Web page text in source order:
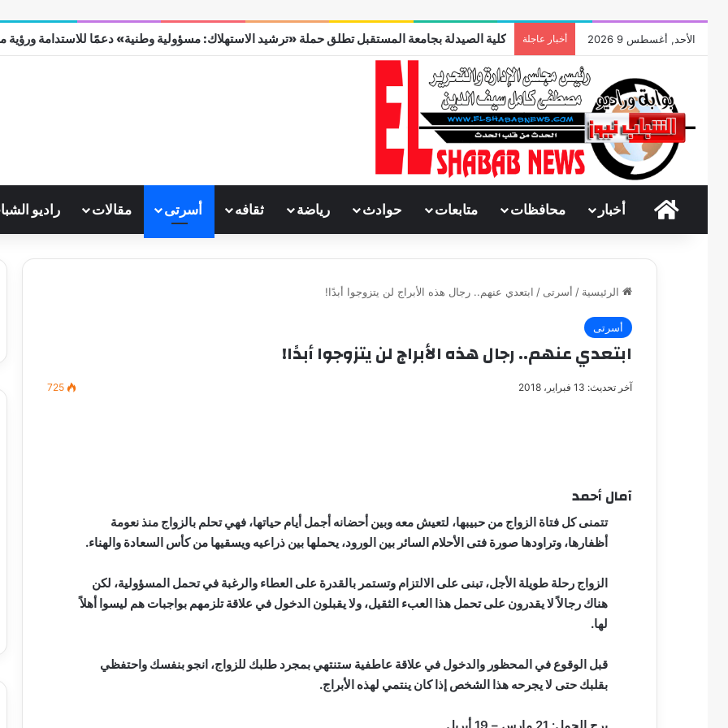
الأحد, أغسطس 9 2026 أخبار عاجلة كلية الصيدلة بجامعة المستقبل تطلق حملة «ترشيد الاستهلاك: مسؤولية وطنية» دعمًا للاستدامة ورؤية مصر
الرئيسية
أخبار محافظات متابعات حوادث رياضة ثقافه أسرتى مقالات راديو
الرئيسية / أسرتى / ابتعدي عنهم.. رجال هذه الأبراج لن يتزوجوا أبدًا!
أسرتى
ابتعدي عنهم.. رجال هذه الأبراج لن يتزوجوا أبدًا!
آخر تحديث: 13 فبراير، 2018 725
آمال أحمد
تتمنى كل فتاة الزواج من حبيبها، لتعيش معه وبين أحضانه أجمل أيام حياتها، فهي تحلم بالزواج منذ نعومة
أظفارها، وتراودها صورة فتى الأحلام السائر بين الورود، يحملها بين ذراعيه ويسقيها من كأس السعادة والهناء.
الزواج رحلة طويلة الأجل، تبنى على الالتزام وتستمر بالقدرة على العطاء والرغبة في تحمل المسؤولية، لكن
هناك رجالاً لا يقدرون على تحمل هذا العبء الثقيل، ولا يقبلون الدخول في علاقة تلزمهم بواجبات هم ليسوا أهلاً
لها.
قبل الوقوع في المحظور والدخول في علاقة عاطفية ستنتهي بمجرد طلبك للزواج، انجو بنفسك واحتفظي
بقلبك حتى لا يجرحه هذا الشخص إذا كان ينتمي لهذه الأبراج.
….
يكتب
عطوه
كليوباترا
القرن
مصطفى كامل سيف الدين …. يكتب
مايسه عطوه كليوباترا القرن 21
….
يكتب
جديد
مصطفى كامل سيف الدين …. يكتب
ميلاد جديد